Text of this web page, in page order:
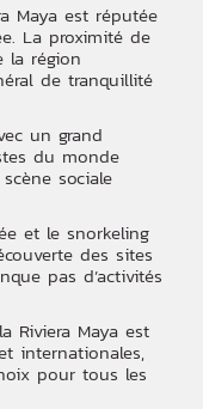
Maya est réputée
La proximité de
la région
de tranquillité
un grand
du monde
sociale
et le snorkeling
des sites
pas d’activités
Riviera Maya est
internationales,
pour tous les